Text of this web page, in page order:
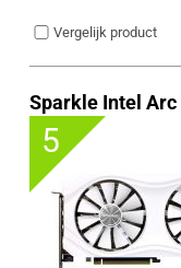
Vergelijk product
Sparkle Intel Arc
5